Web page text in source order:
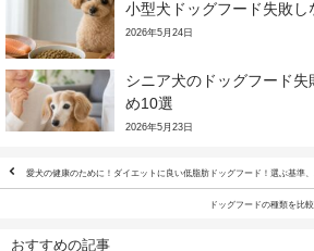
小型犬ドッグフード失敗し
2026年5月24日
シニア犬のドッグフード
め10選
2026年5月23日
愛犬の健康のために！ダイエットに良い低脂肪ドッグフード！選ぶ基準
ドッグフードの種類を比
おすすめの記事